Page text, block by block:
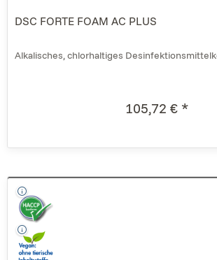
DSC FORTE FOAM AC PLUS
Alkalisches, chlorhaltiges
105,72 € *